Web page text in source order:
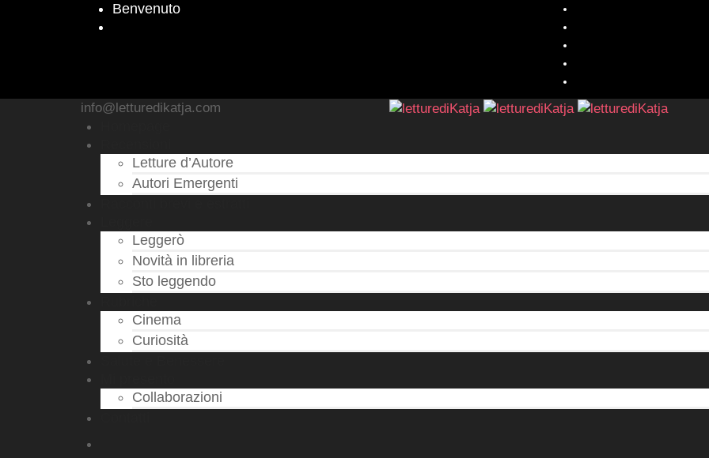
Benvenuto
info@letturedikatja.com
Letture d’Autore
Autori Emergenti
Leggerò
Novità in libreria
Sto leggendo
Cinema
Curiosità
Collaborazioni